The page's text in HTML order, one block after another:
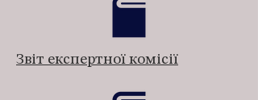
Звіт експертної комісії